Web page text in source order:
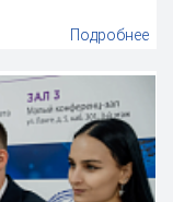
Подробнее